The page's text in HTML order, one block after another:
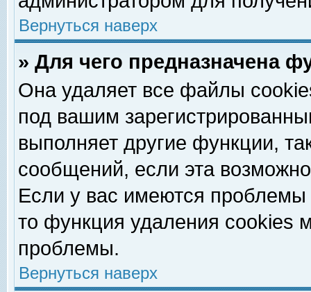
Вернуться наверх
» Для чего предназначена
Она удаляет все файлы
под вашим
выполняет другие функции,
сообщений, если эта
Если у вас имеются
то функция удаления cookies
проблемы.
Вернуться наверх